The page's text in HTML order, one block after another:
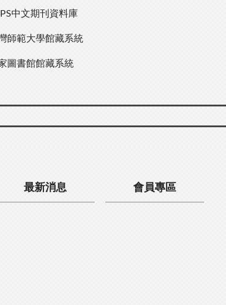
中文期刊資料庫
師範大學館藏系統
圖書館館藏系統
最新消息 會員專區